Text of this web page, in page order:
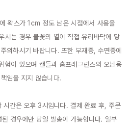
왁스가 1cm 정도 남은 시점에서 사용을
시는 경우 불꽃의 열이 직접 유리바닥에 닿
의하시기 바랍니다. 또한 부재중, 수면중에
험이 있으며 캔들과 홈프래그런스의 오남용
임을 지지 않습니다.
간은 오후 3시입니다. 결제 완료 후, 주문
경우에만 당일 발송이 가능합니다. 일부